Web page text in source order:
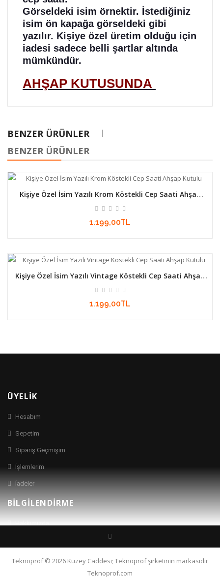
Görseldeki isim örnektir. İstediğiniz
isim ön kapağa görseldeki gibi
yazılır. Kişiye özel üretim olduğu için
iadesi sadece belli şartlar altında
mümkündür.
AHŞAP KUTUSUNDA
BENZER ÜRÜNLER
BENZER ÜRÜNLER
Kişiye Özel İsim Yazılı Krom Köstekli Cep Saati Ahşap
1.199,00TL
Kişiye Özel İsim Yazılı Vintage Köstekli Cep Saati Ahşap
1.199,00TL
ÜYELIK
Hesabım
Sepetim
Sipariş Geçmişim
İşlemlerim
İadeler
BILGILENDIRME
Ürün Desteği
Teknoprof © 2026 Kuzey Caddesi; Teknoprof şirketinin markasıdır
Teknoprof.com